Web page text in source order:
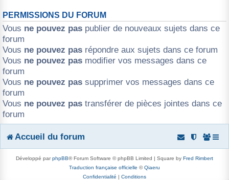
PERMISSIONS DU FORUM
Vous ne pouvez pas publier de nouveaux sujets dans ce
forum
Vous ne pouvez pas répondre aux sujets dans ce forum
Vous ne pouvez pas modifier vos messages dans ce
forum
Vous ne pouvez pas supprimer vos messages dans ce
forum
Vous ne pouvez pas transférer de pièces jointes dans ce
forum
Accueil du forum
Développé parphpBB® Forum Software © phpBB Limited | Square by Fred Rimbert
Traduction française officielle ©Qiaeru
Confidentialité | Conditions